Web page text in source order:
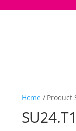
Home/ Product